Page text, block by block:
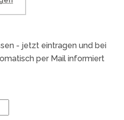
- jetzt eintragen und bei
per Mail informiert